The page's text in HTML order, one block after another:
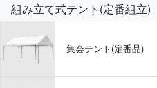
組み立て式テント(定番組立)
集会テント(定番品)